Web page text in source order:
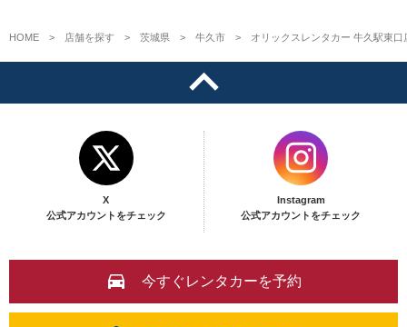
HOME 店舗を探す 茨城県 牛久市 オリックスレンタカー 牛久駅東口
X
公式アカウントをチェック
Instagram
公式アカウントをチェック
今すぐレンタカーを予約